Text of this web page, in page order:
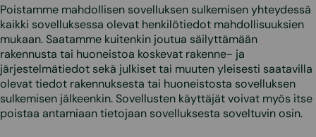
Poistamme mahdollisen sovelluksen sulkemisen yhteydessä
kaikki sovelluksessa olevat henkilötiedot mahdollisuuksien
mukaan. Saatamme kuitenkin joutua säilyttämään
rakennusta tai huoneistoa koskevat rakenne- ja
järjestelmätiedot sekä julkiset tai muuten yleisesti saatavilla
olevat tiedot rakennuksesta tai huoneistosta sovelluksen
sulkemisen jälkeenkin. Sovellusten käyttäjät voivat myös itse
poistaa antamiaan tietojaan sovelluksesta soveltuvin osin.